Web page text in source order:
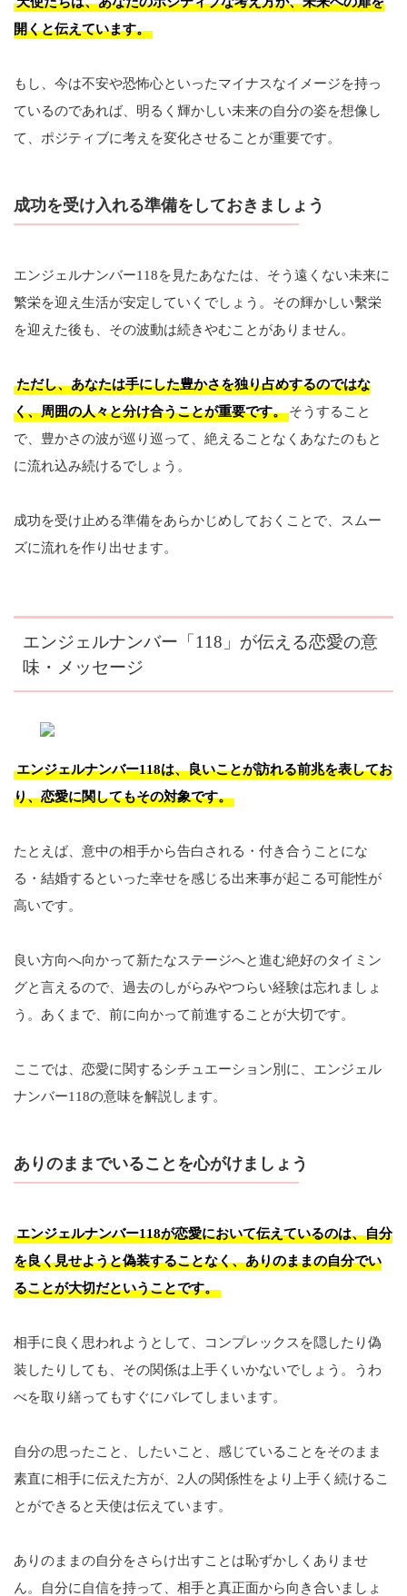
開くと伝えています。
もし、今は不安や恐怖心といったマイナスなイメージを持っ
ているのであれば、明るく輝かしい未来の自分の姿を想像し
て、ポジティブに考えを変化させることが重要です。
成功を受け入れる準備をしておきましょう
エンジェルナンバー118を見たあなたは、そう遠くない未来に
繁栄を迎え生活が安定していくでしょう。その輝かしい繫栄
を迎えた後も、その波動は続きやむことがありません。
ただし、あなたは手にした豊かさを独り占めするのではな
く、周囲の人々と分け合うことが重要です。 そうすること
で、豊かさの波が巡り巡って、絶えることなくあなたのもと
に流れ込み続けるでしょう。
成功を受け止める準備をあらかじめしておくことで、スムー
ズに流れを作り出せます。
エンジェルナンバー「118」が伝える恋愛の意
味・メッセージ
エンジェルナンバー118は、良いことが訪れる前兆を表してお
り、恋愛に関してもその対象です。
たとえば、意中の相手から告白される・付き合うことにな
る・結婚するといった幸せを感じる出来事が起こる可能性が
高いです。
良い方向へ向かって新たなステージへと進む絶好のタイミン
グと言えるので、過去のしがらみやつらい経験は忘れましょ
う。あくまで、前に向かって前進することが大切です。
ここでは、恋愛に関するシチュエーション別に、エンジェル
ナンバー118の意味を解説します。
ありのままでいることを心がけましょう
エンジェルナンバー118が恋愛において伝えているのは、自分
を良く見せようと偽装することなく、ありのままの自分でい
ることが大切だということです。
相手に良く思われようとして、コンプレックスを隠したり偽
装したりしても、その関係は上手くいかないでしょう。うわ
べを取り繕ってもすぐにバレてしまいます。
自分の思ったこと、したいこと、感じていることをそのまま
素直に相手に伝えた方が、2人の関係性をより上手く続けるこ
とができると天使は伝えています。
ありのままの自分をさらけ出すことは恥ずかしくありませ
ん。自分に自信を持って、相手と真正面から向き合いましょ